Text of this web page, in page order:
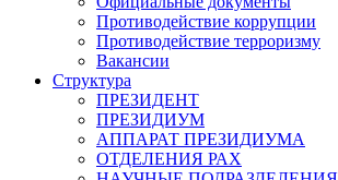
Противодействие коррупции
Противодействие терроризму
Вакансии
Структура
ПРЕЗИДЕНТ
ПРЕЗИДИУМ
АППАРАТ ПРЕЗИДИУМА
ОТДЕЛЕНИЯ РАХ